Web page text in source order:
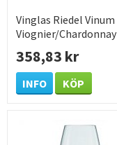
Vinglas Riedel Vinum
Viognier/Chardonnay
Ø79x198mm 35cl
358,83 kr
INFO KÖP